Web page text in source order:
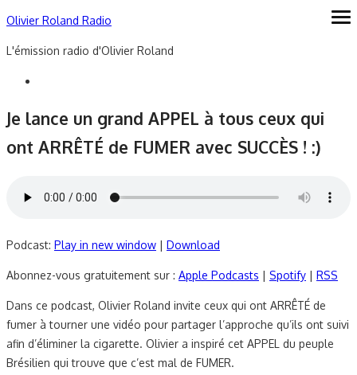
Skip
content
Olivier Roland Radio
L'émission radio d'Olivier Roland
Je lance un grand APPEL à tous ceux qui
ont ARRÊTÉ de FUMER avec SUCCÈS ! :)
Podcast: Play in new window | Download
Abonnez-vous gratuitement sur : Apple Podcasts | Spotify | RSS
Dans ce podcast, Olivier Roland invite ceux qui ont ARRÊTÉ de
fumer à tourner une vidéo pour partager l’approche qu’ils ont suivi
afin d’éliminer la cigarette. Olivier a inspiré cet APPEL du peuple
Brésilien qui trouve que c’est mal de FUMER.